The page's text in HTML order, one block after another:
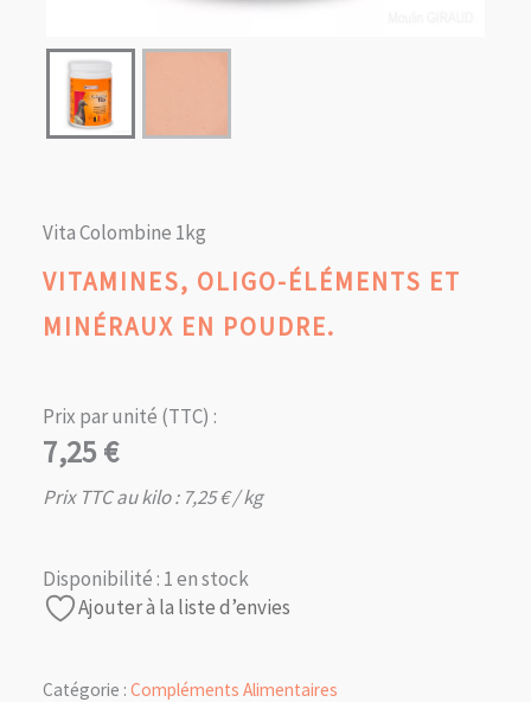
Vita Colombine 1kg
VITAMINES, OLIGO-ÉLÉMENTS ET
MINÉRAUX EN POUDRE.
Prix par unité (TTC) :
7,25€
Prix TTC au kilo : 7,25€/ kg
Disponibilité : 1 en stock
Ajouter à la liste d’envies
Catégorie : Compléments Alimentaires